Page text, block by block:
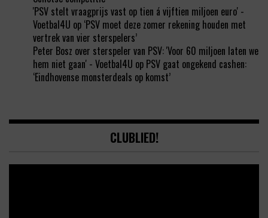
'PSV stelt vraagprijs vast op tien á vijftien miljoen euro' -
Voetbal4U op ‘PSV moet deze zomer rekening houden met
vertrek van vier sterspelers’
Peter Bosz over sterspeler van PSV: 'Voor 60 miljoen laten we
hem niet gaan' - Voetbal4U op PSV gaat ongekend cashen:
‘Eindhovense monsterdeals op komst’
CLUBLIED!